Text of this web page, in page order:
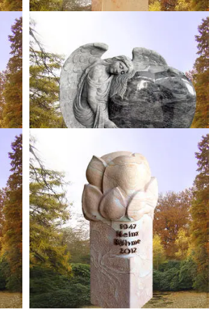
Orion Granit
75 x 70 x 18 cm (HxBxT)
bis 31.08.26 statt11.100,00 €
Ihr Komplettpreis9.712,50 €*
Urnengrab Stele mit Blüten Knospe
Spanischer Sandstein
100 x 25 x 25 cm (HxBxT)
bis 31.08.26 statt3.900,00 €
Ihr Komplettpreis3.412,50 €*